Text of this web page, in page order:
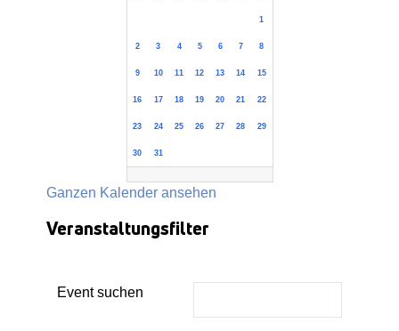
1
2 3 4 5 6 7 8
9 10 11 12 13 14 15
16 17 18 19 20 21 22
23 24 25 26 27 28 29
30 31
Ganzen Kalender ansehen
Veranstaltungsfilter
Event suchen